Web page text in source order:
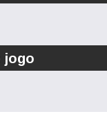
jogo